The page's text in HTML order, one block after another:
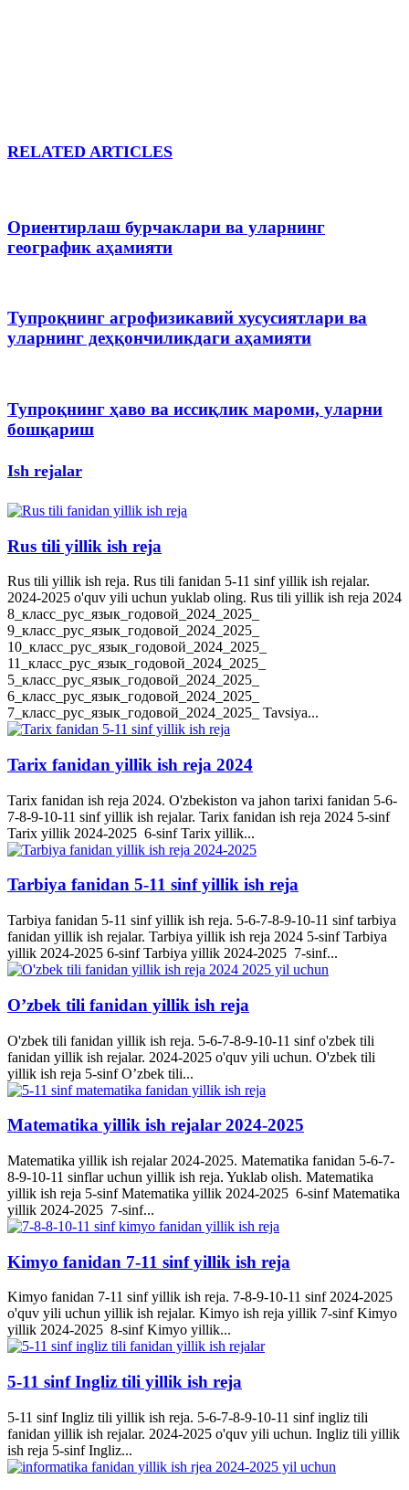
RELATED ARTICLES
Ориентирлаш бурчаклари ва уларнинг
географик аҳамияти
Тупроқнинг агрофизикавий хусусиятлари ва
уларнинг деҳқончиликдаги аҳамияти
Тупроқнинг ҳаво ва иссиқлик мароми, уларни
бошқариш
Ish rejalar
Rus tili yillik ish reja
Rus tili yillik ish reja. Rus tili fanidan 5-11 sinf yillik ish rejalar.
2024-2025 o'quv yili uchun yuklab oling. Rus tili yillik ish reja 2024
8_класс_рус_язык_годовой_2024_2025_
9_класс_рус_язык_годовой_2024_2025_
10_класс_рус_язык_годовой_2024_2025_
11_класс_рус_язык_годовой_2024_2025_
5_класс_рус_язык_годовой_2024_2025_
6_класс_рус_язык_годовой_2024_2025_
7_класс_рус_язык_годовой_2024_2025_ Tavsiya...
Tarix fanidan yillik ish reja 2024
Tarix fanidan ish reja 2024. O'zbekiston va jahon tarixi fanidan 5-6-
7-8-9-10-11 sinf yillik ish rejalar. Tarix fanidan ish reja 2024 5-sinf
Tarix yillik 2024-2025 6-sinf Tarix yillik...
Tarbiya fanidan 5-11 sinf yillik ish reja
Tarbiya fanidan 5-11 sinf yillik ish reja. 5-6-7-8-9-10-11 sinf tarbiya
fanidan yillik ish rejalar. Tarbiya yillik ish reja 2024 5-sinf Tarbiya
yillik 2024-2025 6-sinf Tarbiya yillik 2024-2025 7-sinf...
O’zbek tili fanidan yillik ish reja
O'zbek tili fanidan yillik ish reja. 5-6-7-8-9-10-11 sinf o'zbek tili
fanidan yillik ish rejalar. 2024-2025 o'quv yili uchun. O'zbek tili
yillik ish reja 5-sinf O’zbek tili...
Matematika yillik ish rejalar 2024-2025
Matematika yillik ish rejalar 2024-2025. Matematika fanidan 5-6-7-
8-9-10-11 sinflar uchun yillik ish reja. Yuklab olish. Matematika
yillik ish reja 5-sinf Matematika yillik 2024-2025 6-sinf Matematika
yillik 2024-2025 7-sinf...
Kimyo fanidan 7-11 sinf yillik ish reja
Kimyo fanidan 7-11 sinf yillik ish reja. 7-8-9-10-11 sinf 2024-2025
o'quv yili uchun yillik ish rejalar. Kimyo ish reja yillik 7-sinf Kimyo
yillik 2024-2025 8-sinf Kimyo yillik...
5-11 sinf Ingliz tili yillik ish reja
5-11 sinf Ingliz tili yillik ish reja. 5-6-7-8-9-10-11 sinf ingliz tili
fanidan yillik ish rejalar. 2024-2025 o'quv yili uchun. Ingliz tili yillik
ish reja 5-sinf Ingliz...